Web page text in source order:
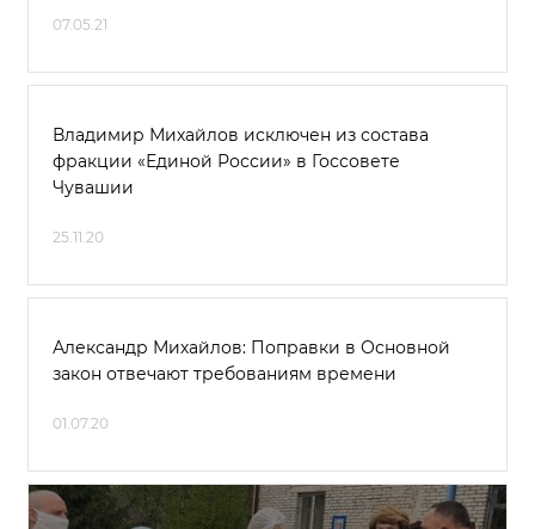
07.05.21
Владимир Михайлов исключен из состава
фракции «Единой России» в Госсовете
Чувашии
25.11.20
Александр Михайлов: Поправки в Основной
закон отвечают требованиям времени
01.07.20